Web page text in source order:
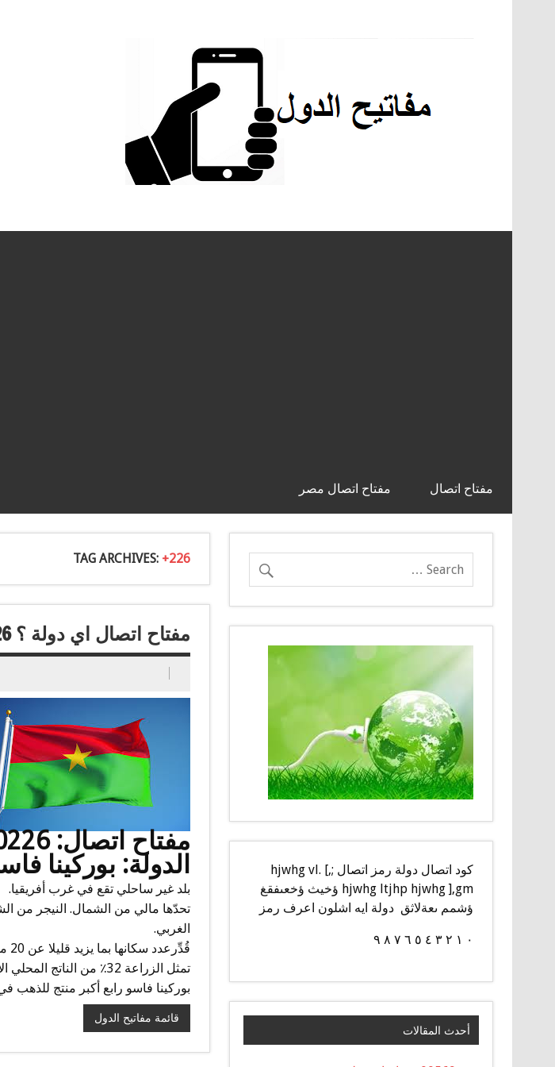
مفتاح اتصال مفتاح اتصال مصر
TAG ARCHIVES: +226
مفتاح اتصال اي دولة ؟ 00226 +226
مفتاح اتصال: 00226
الدولة: بوركينا
بلد غير ساحلي تقع في غرب أفريقيا.
تحدّها مالي من الشمال. النيجر من
الغربي.
قُدِّرعدد سكانها بما يزيد قليلا عن 20 مليون نسمة، في عام 2017م.
تمثل الزراعة 32٪ من الناتج المحلي الإجمالي، وتحتل 80٪ من السكان العاملين.
بوركينا فاسو رابع أكبر منتج للذهب
قائمة مفاتيح الدول
كود اتصال دولة رمز اتصال ;,] hjwhg vl.
hjwhg ltjhp hjwhg ],gm ؤخيث ؤخعىفقغ
ؤشمم ىعةلاثق دولة ايه اشلون اعرف رمز
٠ ١ ٢ ٣ ٤ ٥ ٦ ٧ ٨ ٩
أحدث المقالات